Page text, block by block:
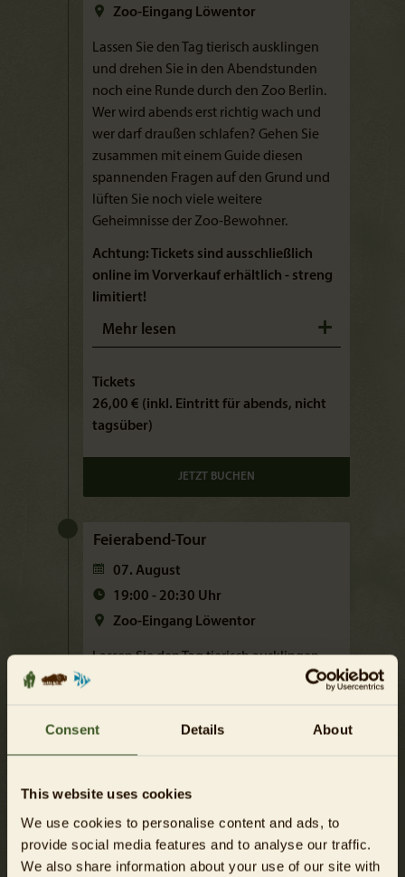
Consent Details About
This website uses cookies
We use cookies to personalise content and ads, to
provide social media features and to analyse our traffic.
We also share information about your use of our site with
Zoo-Eingang Löwentor
Lassen Sie den Tag tierisch ausklingen
und drehen Sie in den Abendstunden
noch eine Runde durch den Zoo Berlin.
Wer wird abends erst richtig wach und
wer darf draußen schlafen? Gehen Sie
zusammen mit einem Guide diesen
spannenden Fragen auf den Grund und
lüften Sie noch viele weitere
Geheimnisse der Zoo-Bewohner.
Achtung: Tickets sind ausschließlich
online im Vorverkauf erhältlich - streng
limitiert!
Mehr lesen
Tickets
26,00 € (inkl. Eintritt für abends, nicht
tagsüber)
JETZT BUCHEN
Feierabend-Tour
07. August
19:00 - 20:30 Uhr
Zoo-Eingang Löwentor
Lassen Sie den Tag tierisch ausklingen
und drehen Sie in den Abendstunden
Wer wird abends erst richtig wach und
spannenden Fragen auf den Grund und
Geheimnisse der Zoo-Bewohner.
Achtung: Tickets sind ausschließlich